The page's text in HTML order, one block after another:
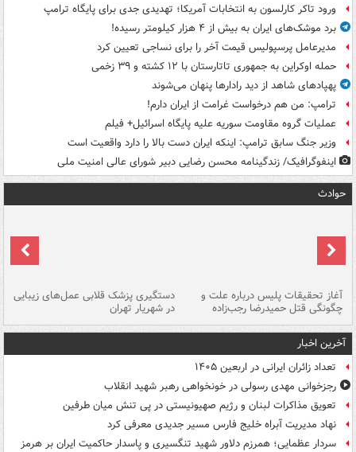
ورود تاکر کارلسون به انتخابات آمریکا؛ تهدیدی جدی برای پایگاه ترامپ
برد موشک‌های ایران به بیش از ۴ هزار کیلومتر رسیده!
مدیرعامل پرسپولیس قیمت آخر را برای نساجی تعیین کرد
حمله اوکراین به جمهوری تاتارستان با ۱۲ کشته و ۳۹ زخمی
پهپادهای شاهد از دید رادارها پنهان می‌شوند
ترامپ: من هم درخواست غرامت از ایران دارم!
عملیات گروه مقاومت سوریه علیه پایگاه اسرائیل+ فیلم
وزیر جنگ سابق ترامپ: اینکه ایران دست بالا را دارد واقعیت است
اینفوگرافیک/ زندگینامه محسن رضایی دبیر شورای عالی امنیت‌ ملی
حوادث
آغاز تحقیقات پلیس درباره علت و
چگونگی قتل حمیدرضا رجب‌زاده
دستگیری پزشک قلابی عمل‌های زیبایی
در شهریار تهران
آخرین اخبار
تعداد زائران ایرانی در اربعین ۱۴۰۵
رجزخوانی مهدی رسولی در خونخواهی رهبر شهید انقلاب
تعویق مذاکرات لبنان و رژیم صهیونیستی در پی تنش میان طرفین
نهاد مدیریت آبراه خلیج فارس مسیر جدیدی معرفی کرد
سردار عظمایی؛ همرزم دلاور شهید تنگسیری و پاسدار حاکمیت ایران بر هرمز